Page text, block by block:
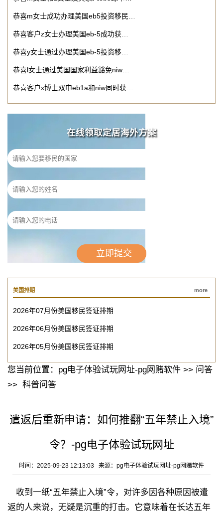
恭喜m女士成功办理美国eb5投资移民…
恭喜客户z女士办理美国eb-5成功获…
恭喜y女士通过办理美国eb-5投资移…
恭喜l女士通过美国国家利益豁免niw…
恭喜客户x博士双申eb1a和niw同时获…
在线领取定居海外方案
美国排期 more
2026年07月份美国移民签证排期
2026年06月份美国移民签证排期
2026年05月份美国移民签证排期
您当前位置： pg电子体验试玩网址-pg网赌软件 >> 问答
>> 科普问答
遣返后重新申请：如何推翻“五年禁止入境”
令？-pg电子体验试玩网址
时间：2025-09-23 12:13:03 来源： pg电子体验试玩网址-pg网赌软件
收到一纸“五年禁止入境”令，对许多因各种原因被遣
返的人来说，无疑是沉重的打击。它意味着在长达五年